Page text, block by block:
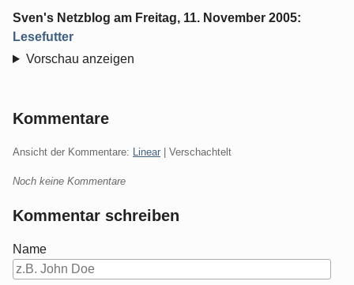
Sven's Netzblog am Freitag, 11. November 2005:
Lesefutter
Vorschau anzeigen
Kommentare
Ansicht der Kommentare: Linear | Verschachtelt
Noch keine Kommentare
Kommentar schreiben
Name